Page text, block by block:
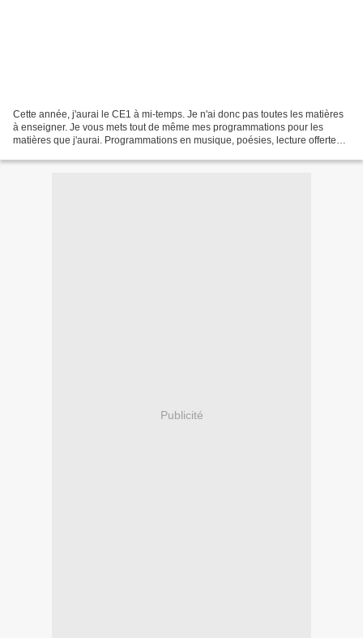
Cette année, j'aurai le CE1 à mi-temps. Je n'ai donc pas toutes les matières
à enseigner. Je vous mets tout de même mes programmations pour les
matières que j'aurai. Programmations en musique, poésies, lecture offerte
Publicité